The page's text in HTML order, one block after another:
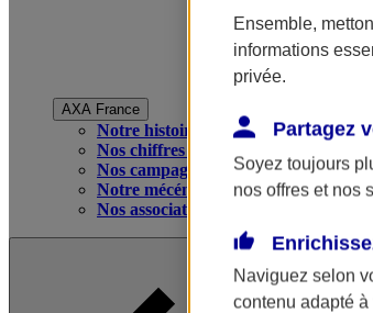
AXA France
Notre histoire
Nos chiffres clés
Nos campagnes publicitaires
Notre mécénat
Nos associations
Ensemble,
informations
privée.
Partagez
Soyez toujours
nos offres et nos
Naviguez selon
contenu adapté